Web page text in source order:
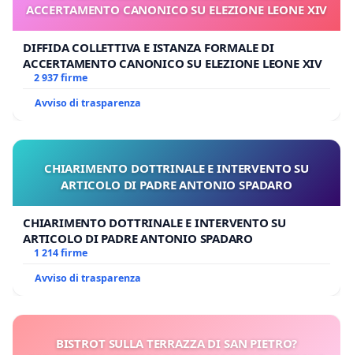
ACCERTAMENTO CANONICO SU ELEZIONE LEONE XIV
DIFFIDA COLLETTIVA E ISTANZA FORMALE DI
ACCERTAMENTO CANONICO SU ELEZIONE LEONE XIV
2 937 firme
Avviso di trasparenza
CHIARIMENTO DOTTRINALE E INTERVENTO SU
ARTICOLO DI PADRE ANTONIO SPADARO
CHIARIMENTO DOTTRINALE E INTERVENTO SU
ARTICOLO DI PADRE ANTONIO SPADARO
1 214 firme
Avviso di trasparenza
BISTROT SULLA TERRAZZA DI SAN PIETRO?